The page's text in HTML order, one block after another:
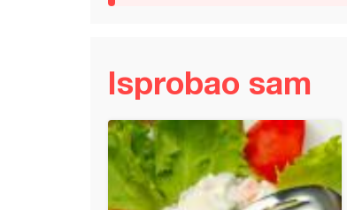
Isprobao sam
u sosu od povrća